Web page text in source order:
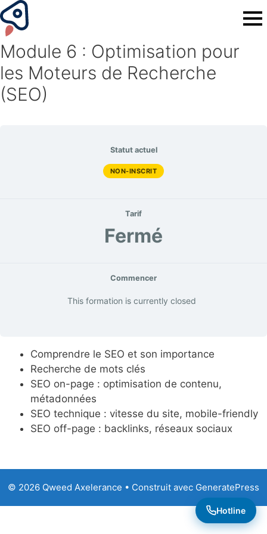
Module 6 : Optimisation pour
les Moteurs de Recherche
(SEO)
Statut actuel
NON-INSCRIT
Tarif
Fermé
Commencer
This formation is currently closed
Comprendre le SEO et son importance
Recherche de mots clés
SEO on-page : optimisation de contenu,
métadonnées
SEO technique : vitesse du site, mobile-friendly
SEO off-page : backlinks, réseaux sociaux
© 2026 Qweed Axelerance • Construit avec GeneratePress
Hotline